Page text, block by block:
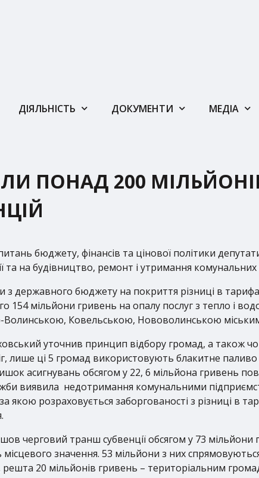
ДІЯЛЬНІСТЬ ДОКУМЕНТИ МЕДІА
ПОНАД 200
питань бюджету, фінансів та цінової політики
та на будівництво, ремонт і утримання комунальних
з державного бюджету на покриття різниці в
154 мільйони гривень на опалу послуг з тепло і
Ковельською, Нововолинською
уточнив принцип відбору громад, а також
лише ці 5 громад використовують блакитне
асигнувань обсягом у 22, 6 мільйона гривень
виявила недотримання комунальними
якою розраховується заборгованості з різниці в
черговий транш субвенції обсягом у 73
місцевого значення. 53 мільйони з них
20 мільйонів гривень – територіальним